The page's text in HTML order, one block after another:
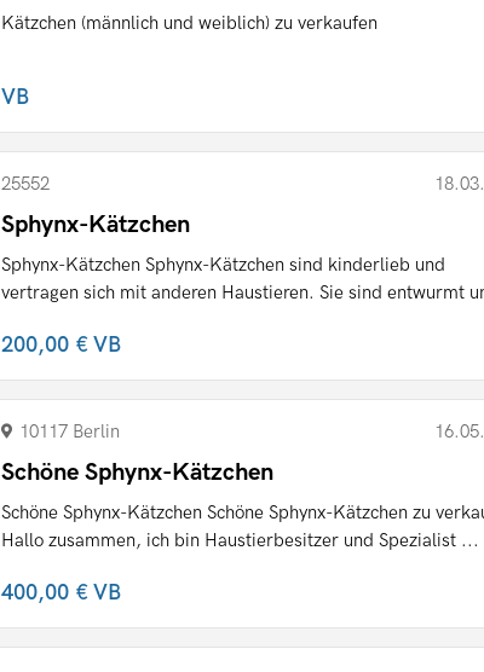
Kätzchen (männlich und weiblich) zu verkaufen
VB
25552
Sphynx-Kätzchen
Sphynx-Kätzchen Sphynx-Kätzchen sind kinderlieb und
vertragen sich mit anderen Haustieren. Sie sind entwurmt
200,00 €VB
10117 Berlin
Schöne Sphynx-Kätzchen
Schöne Sphynx-Kätzchen Schöne Sphynx-Kätzchen zu
Hallo zusammen, ich bin Haustierbesitzer und Spezialist ...
400,00 €VB